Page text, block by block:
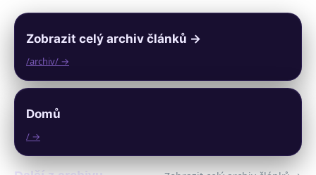
Zobrazit celý archiv článků →
/archiv/ →
Domů
/ →